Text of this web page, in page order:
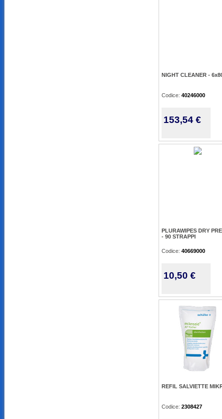
NIGHT CLEANER -
Codice: 40246000
153,54 €
PLURAWIPES DRY
- 90 STRAPPI
Codice: 40669000
10,50 €
REFIL SALVIETTE
Codice: 2308427